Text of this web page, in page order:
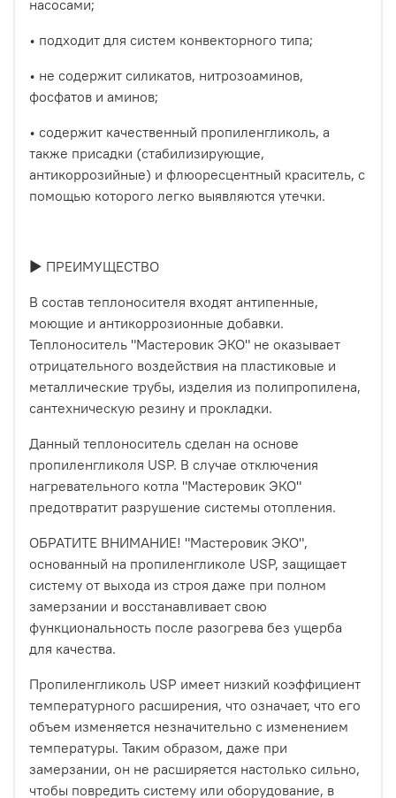
насосами;
• подходит для систем конвекторного типа;
• не содержит силикатов, нитрозоаминов,
фосфатов и аминов;
• содержит качественный пропиленгликоль, а
также присадки (стабилизирующие,
антикоррозийные) и флюоресцентный краситель, с
помощью которого легко выявляются утечки.
► ПРЕИМУЩЕСТВО
В состав теплоносителя входят антипенные,
моющие и антикоррозионные добавки.
Теплоноситель "Мастеровик ЭКО" не оказывает
отрицательного воздействия на пластиковые и
металлические трубы, изделия из полипропилена,
сантехническую резину и прокладки.
Данный теплоноситель сделан на основе
пропиленгликоля USP. В случае отключения
нагревательного котла "Мастеровик ЭКО"
предотвратит разрушение системы отопления.
ОБРАТИТЕ ВНИМАНИЕ! "Мастеровик ЭКО",
основанный на пропиленгликоле USP, защищает
систему от выхода из строя даже при полном
замерзании и восстанавливает свою
функциональность после разогрева без ущерба
для качества.
Пропиленгликоль USP имеет низкий коэффициент
температурного расширения, что означает, что его
объем изменяется незначительно с изменением
температуры. Таким образом, даже при
замерзании, он не расширяется настолько сильно,
чтобы повредить систему или оборудование, в